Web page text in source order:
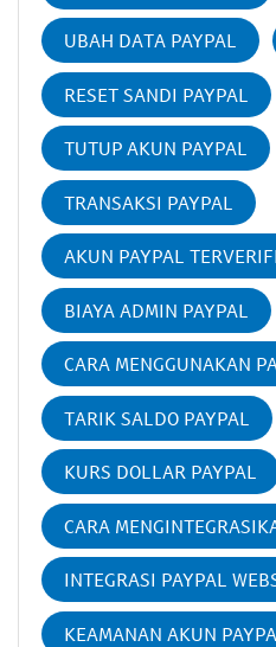
UBAH DATA PAYPAL
RESET SANDI PAYPAL
TUTUP AKUN PAYPAL
TRANSAKSI PAYPAL
AKUN PAYPAL
BIAYA ADMIN PAYPAL
CARA MENGGUNAKAN
TARIK SALDO PAYPAL
KURS DOLLAR PAYPAL
CARA
INTEGRASI PAYPAL
KEAMANAN AKUN